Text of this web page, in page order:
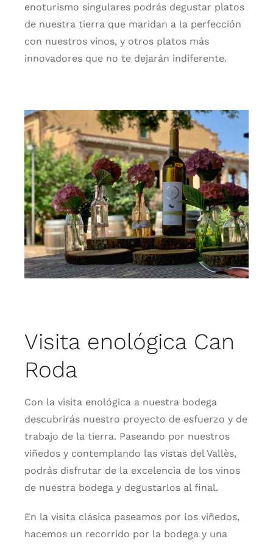
enoturismo singulares podrás degustar platos
de nuestra tierra que maridan a la perfección
con nuestros vinos, y otros platos más
innovadores que no te dejarán indiferente.
Visita enológica Can
Roda
Con la visita enológica a nuestra bodega
descubrirás nuestro proyecto de esfuerzo y de
trabajo de la tierra. Paseando por nuestros
viñedos y contemplando las vistas del Vallès,
podrás disfrutar de la excelencia de los vinos
de nuestra bodega y degustarlos al final.
En la visita clásica paseamos por los viñedos,
hacemos un recorrido por la bodega y una